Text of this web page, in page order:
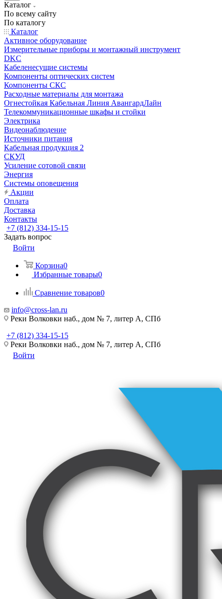
Каталог
По всему сайту
По каталогу
Каталог
Активное оборудование
Измерительные приборы и монтажный инструмент
DKC
Кабеленесущие системы
Компоненты оптических систем
Компоненты СКС
Расходные материалы для монтажа
Огнестойкая Кабельная Линия АвангардЛайн
Телекоммуникационные шкафы и стойки
Электрика
Видеонаблюдение
Источники питания
Кабельная продукция 2
СКУД
Усиление сотовой связи
Энергия
Системы оповещения
Акции
Оплата
Доставка
Контакты
+7 (812) 334-15-15
Задать вопрос
Войти
Корзина0
Избранные товары0
Сравнение товаров0
info@cross-lan.ru
Реки Волковки наб., дом № 7, литер А, СПб
+7 (812) 334-15-15
Реки Волковки наб., дом № 7, литер А, СПб
Войти